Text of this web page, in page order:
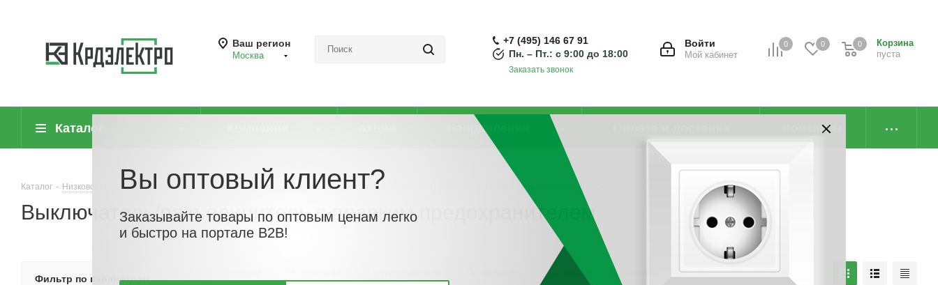
Ваш регион
Москва
0 0
Корзина
пуста
0
Войти
Мой кабинет
+7 (495) 146 67 91
Пн. – Пт.: с 9:00 до 18:00
Заказать звонок
Каталог Направления Контакты
Каталог - Низковольтное оборудование - Выключатели нагрузки (рубильники) Выключатель/разъединитель с плавким предохранителем
Выключатель/разъединитель с плавким предохранителем
По цене По наличию
Фильтр по параметрам
Вы оптовый клиент?
Заказывайте товары по оптовым ценам легко
и быстро на портале B2B!